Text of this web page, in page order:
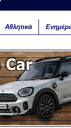
Αθλητικά